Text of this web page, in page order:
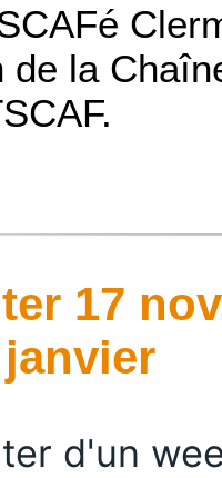
de la
17
d'un